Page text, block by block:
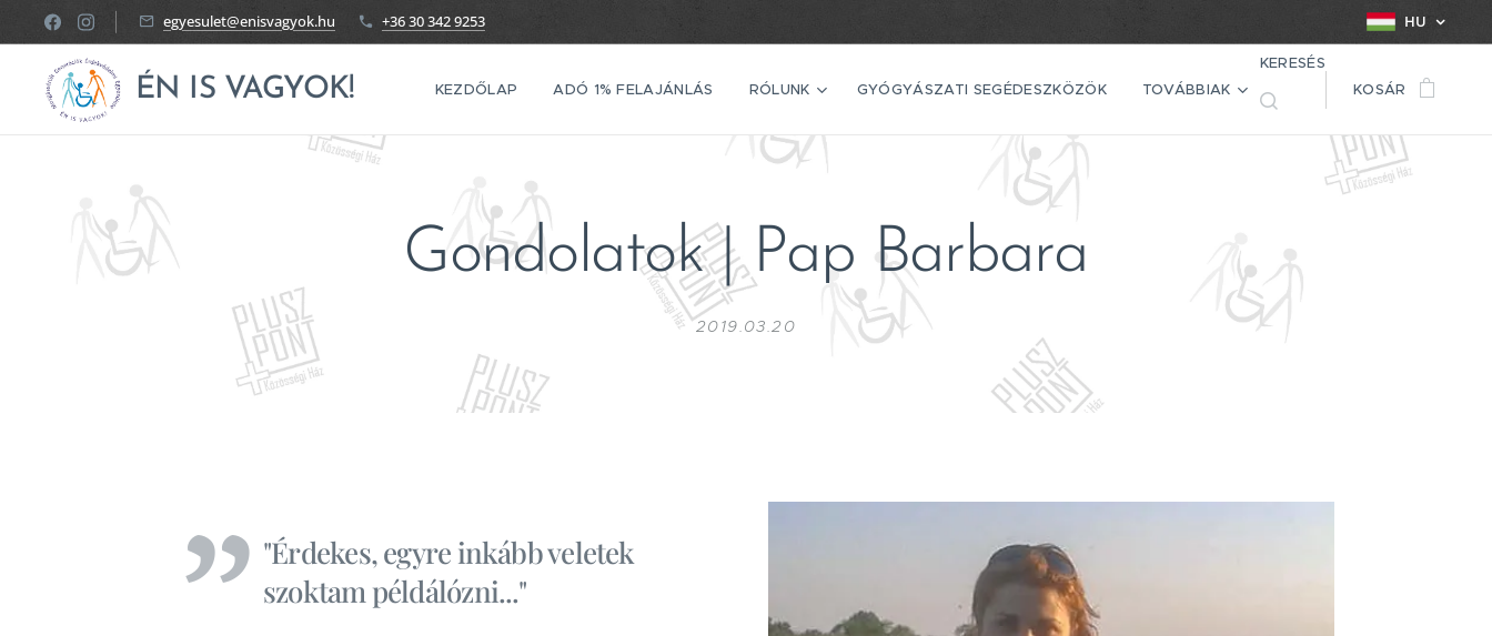
egyesulet@enisvagyok.hu +36 30 342 9253 HU
ÉN IS VAGYOK! KEZDŐLAP ADÓ 1% FELAJÁNLÁS RÓLUNK GYÓGYÁSZATI SEGÉDESZKÖZÖK TOVÁBBIAK
KERESÉS
KOSÁR
Gondolatok | Pap Barbara
2019.03.20
"Érdekes, egyre inkább veletek
szoktam példálózni..."